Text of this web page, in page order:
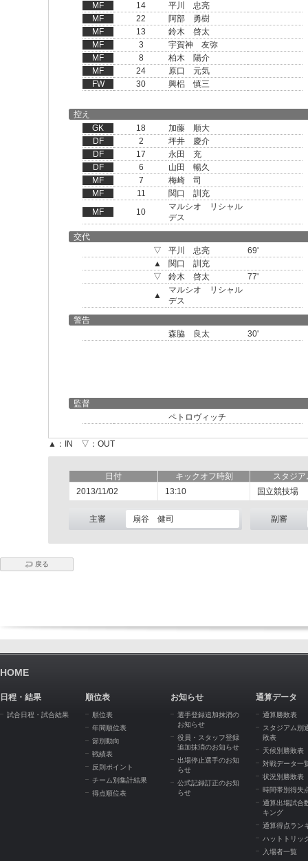
MF
14
平川 忠亮
MF
22
阿部 勇樹
MF
13
鈴木 啓太
MF
3
宇賀神 友弥
MF
8
柏木 陽介
MF
24
原口 元気
FW
30 興梠 慎三
控え
GK
18
加藤 順大
DF
2
坪井 慶介
DF
17
永田 充
DF
6
山田 暢久
MF
7
梅崎 司
MF
11
関口 訓充
MF
10
マルシオ リシャル
デス
交代
▽
平川 忠亮
69'
▲
関口 訓充
▽
鈴木 啓太
77'
▲
マルシオ リシャル
デス
警告
森脇 良太
30'
監督
ペトロヴィッチ
▲：IN ▽：OUT
日付 キックオフ時刻
スタジア
2013/11/02
13:10 国立競技場
主審 扇谷 健司 副審
戻る
HOME
日程・結果
試合日程・試合結果
順位表
順位表
年間順位表
節別動向
戦績表
反則ポイント
チーム別集計結果
得点順位表
お知らせ
選手登録追加抹消の
お知らせ
役員・スタッフ登録
追加抹消のお知らせ
出場停止選手のお知
らせ
公式記録訂正のお知
らせ
通算データ
通算勝敗表
スタジアム別
敗表
天候別勝敗表
対戦データ一
状況別勝敗表
時間帯別得失
通算出場試合
キング
通算得点ラン
ハットトリッ
入場者一覧